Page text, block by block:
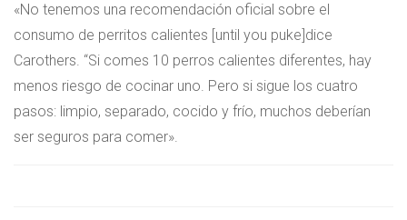
«No tenemos una recomendación oficial sobre el
consumo de perritos calientes [until you puke]dice
Carothers. “Si comes 10 perros calientes diferentes, hay
menos riesgo de cocinar uno. Pero si sigue los cuatro
pasos: limpio, separado, cocido y frío, muchos deberían
ser seguros para comer».